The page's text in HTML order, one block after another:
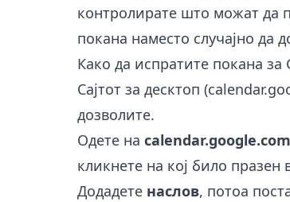
контролирате што можат да
покана наместо случајно да
Како да испратите покана
Сајтот за десктоп
дозволите.
Одете на calendar.google.com
кликнете на кој било
Додадете наслов, потоа